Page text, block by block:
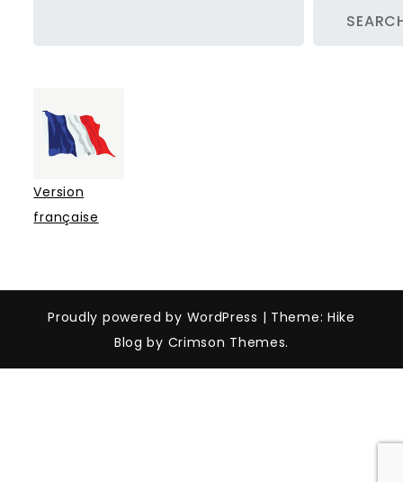
Version
française
Proudly powered by WordPress | Theme: Hike
Blog by Crimson Themes.